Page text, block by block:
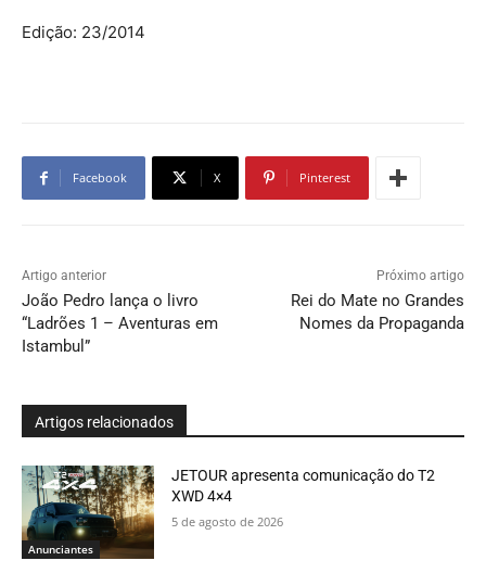
Edição: 23/2014
Facebook X Pinterest
Artigo anterior
João Pedro lança o livro
“Ladrões 1 – Aventuras em
Istambul”
Próximo artigo
Rei do Mate no Grandes
Nomes da Propaganda
Artigos relacionados
Anunciantes
JETOUR apresenta comunicação do T2
XWD 4×4
5 de agosto de 2026